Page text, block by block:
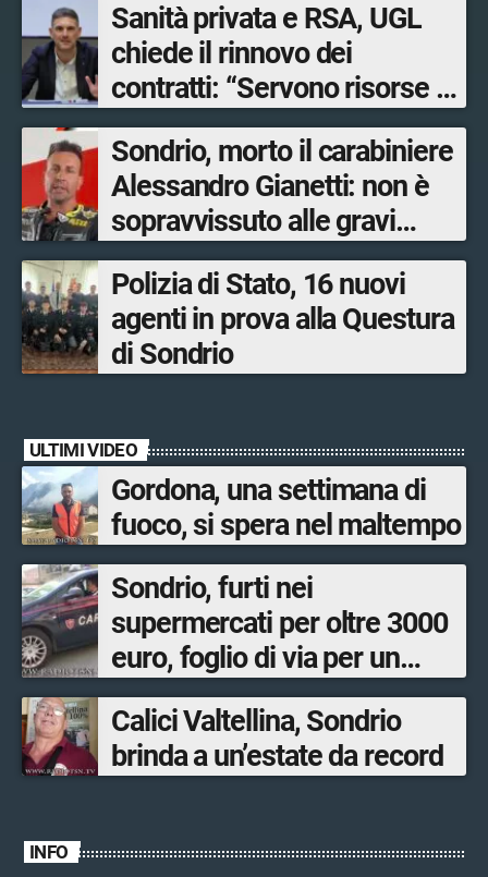
Sanità privata e RSA, UGL
chiede il rinnovo dei
contratti: “Servono risorse e
salari adeguati”
Sondrio, morto il carabiniere
Alessandro Gianetti: non è
sopravvissuto alle gravi
ustioni
Polizia di Stato, 16 nuovi
agenti in prova alla Questura
di Sondrio
ULTIMI VIDEO
Gordona, una settimana di
fuoco, si spera nel maltempo
Sondrio, furti nei
supermercati per oltre 3000
euro, foglio di via per un
ventinovenne
Calici Valtellina, Sondrio
brinda a un’estate da record
INFO